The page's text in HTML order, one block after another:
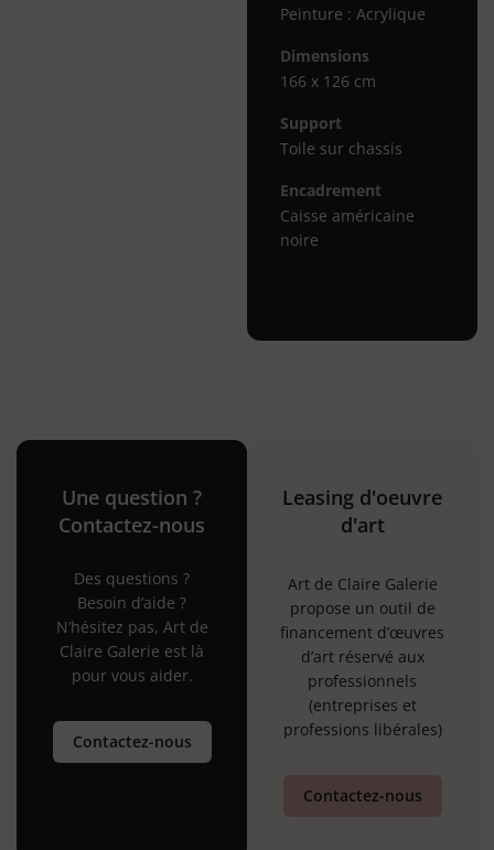
Peinture : Acrylique
Dimensions
166 x 126 cm
Support
Toile sur chassis
Encadrement
Caisse américaine
noire
Une question ?
Contactez-nous
Des questions ?
Besoin d’aide ?
N’hésitez pas, Art de
Claire Galerie est là
pour vous aider.
Contactez-nous
Leasing d'oeuvre
d'art
Art de Claire Galerie
propose un outil de
financement d’œuvres
d’art réservé aux
professionnels
(entreprises et
professions libérales)
Contactez-nous